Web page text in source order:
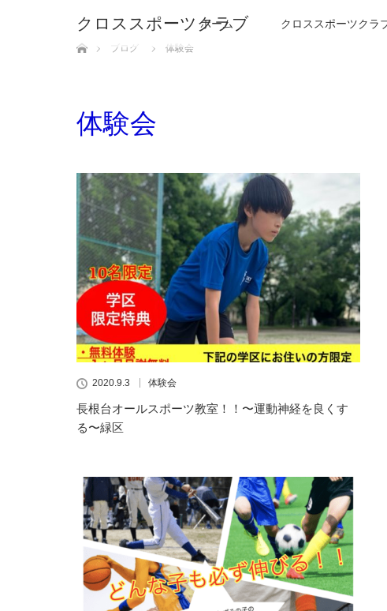
クロススポーツクラブ
ホーム クロススポーツクラ
ホーム
ブログ
体験会
体験会
2020.9.3 体験会
長根台オールスポーツ教室！！〜運動神経を良くす
る〜緑区